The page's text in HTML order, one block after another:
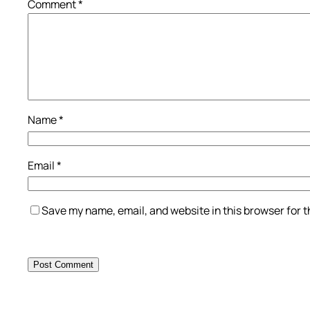
Comment*
Name*
Email*
Save my name, email, and website in this browser for